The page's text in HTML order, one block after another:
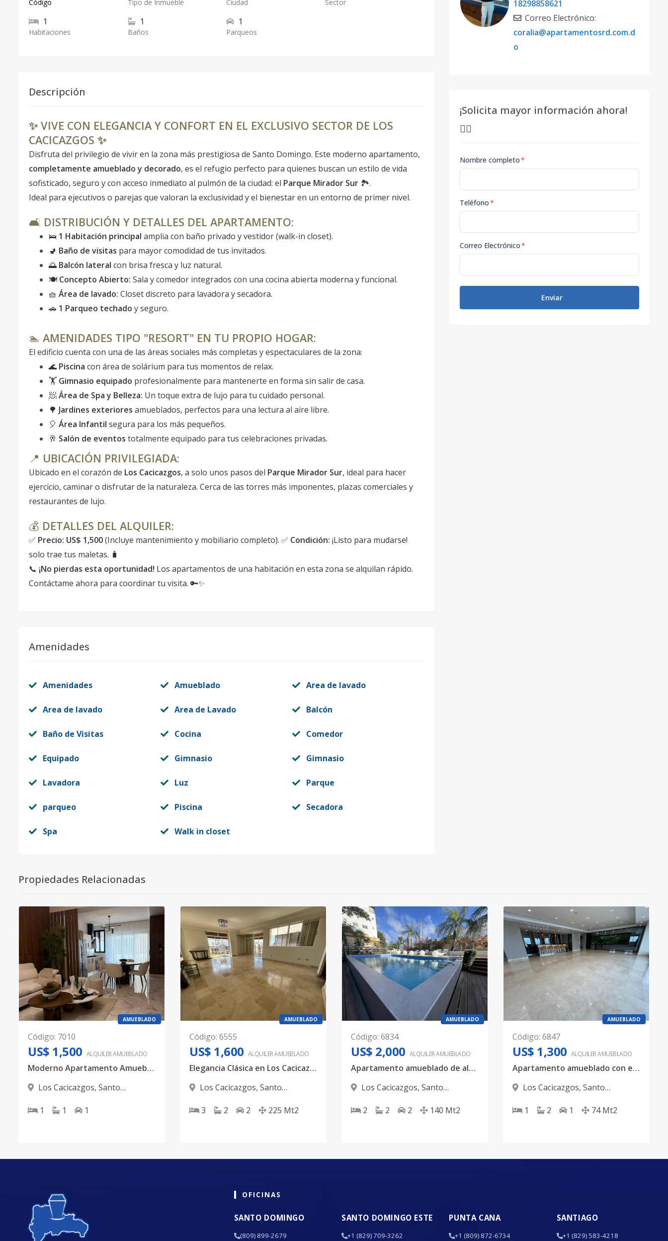
Código Tipo de Inmueble Ciudad Sector
1
Habitaciones
1
Baños
1
Parqueos
Descripción
✨ VIVE CON ELEGANCIA Y CONFORT EN EL EXCLUSIVO SECTOR DE LOS
CACICAZGOS ✨
Disfruta del privilegio de vivir en la zona más prestigiosa de Santo Domingo. Este moderno apartamento,
completamente amueblado y decorado, es el refugio perfecto para quienes buscan un estilo de vida
sofisticado, seguro y con acceso inmediato al pulmón de la ciudad: el Parque Mirador Sur 🏞️.
Ideal para ejecutivos o parejas que valoran la exclusividad y el bienestar en un entorno de primer nivel.
🛋️ DISTRIBUCIÓN Y DETALLES DEL APARTAMENTO:
🛌 1 Habitación principal amplia con baño privado y vestidor (walk-in closet).
🚽 Baño de visitas para mayor comodidad de tus invitados.
🌅 Balcón lateral con brisa fresca y luz natural.
🍽️ Concepto Abierto: Sala y comedor integrados con una cocina abierta moderna y funcional.
🧺 Área de lavado: Closet discreto para lavadora y secadora.
🚗 1 Parqueo techado y seguro.
🏊 AMENIDADES TIPO "RESORT" EN TU PROPIO HOGAR:
El edificio cuenta con una de las áreas sociales más completas y espectaculares de la zona:
🌊 Piscina con área de solárium para tus momentos de relax.
🏋️ Gimnasio equipado profesionalmente para mantenerte en forma sin salir de casa.
🧖Área de Spa y Belleza: Un toque extra de lujo para tu cuidado personal.
🌳 Jardines exteriores amueblados, perfectos para una lectura al aire libre.
🎈 Área Infantil segura para los más pequeños.
🥂 Salón de eventos totalmente equipado para tus celebraciones privadas.
📍 UBICACIÓN PRIVILEGIADA:
Ubicado en el corazón de Los Cacicazgos, a solo unos pasos del Parque Mirador Sur, ideal para hacer
ejercicio, caminar o disfrutar de la naturaleza. Cerca de las torres más imponentes, plazas comerciales y
restaurantes de lujo.
💰 DETALLES DEL ALQUILER:
✅ Precio: US$ 1,500(Incluye mantenimiento y mobiliario completo). ✅ Condición: ¡Listo para mudarse!
solo trae tus maletas. 🧳
📞 ¡No pierdas esta oportunidad! Los apartamentos de una habitación en esta zona se alquilan rápido.
Contáctame ahora para coordinar tu visita. 🔑✨
Amenidades
Amenidades Amueblado Area de lavado
Area de lavado Area de Lavado Balcón
Baño de Visitas Cocina Comedor
Equipado Gimnasio Gimnasio
Lavadora Luz Parque
parqueo Piscina Secadora
Spa Walk in closet
18298858621
Correo Electrónico:
coralia@apartamentosrd.com.d
o
¡Solicita mayor información ahora!
👇🏽
Nombre completo*
Teléfono*
Correo Electrónico*
Enviar
Propiedades Relacionadas
AMUEBLADO
Código: 7010
US$ 1,500 ALQUILERAMUEBLADO
Moderno Apartamento Amueblado en Los Cacicazgos | A Pasos del Mirador Sur
Los Cacicazgos, Santo
1
1 1
AMUEBLADO
Código: 6555
US$ 1,600 ALQUILERAMUEBLADO
Elegancia Clásica en Los Cacicazgos: Apartamento de 225mts con Planta Full y Mármol
Los Cacicazgos, Santo
3
2 2 225 Mt2
AMUEBLADO
Código: 6834
US$ 2,000 ALQUILERAMUEBLADO
Apartamento amueblado de alto nivel con amenidades exclusivas en Los Cacicazgos
Los Cacicazgos, Santo
2
2 2 140 Mt2
AMUEBLADO
Código: 6847
US$ 1,300 ALQUILERAMUEBLADO
Apartamento amueblado con excelentes amenidades en Los Cacicazgos
Los Cacicazgos, Santo
1
2 1 74 Mt2
OFICINAS
SANTO DOMINGO
(809) 899-2679
SANTO DOMINGO ESTE
+1 (829) 709-3262
PUNTA CANA
+1 (809) 872-6734
SANTIAGO
+1 (829) 583-4218